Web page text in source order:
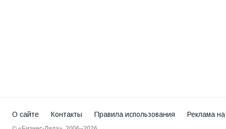
О сайте Контакты Правила использования Реклама